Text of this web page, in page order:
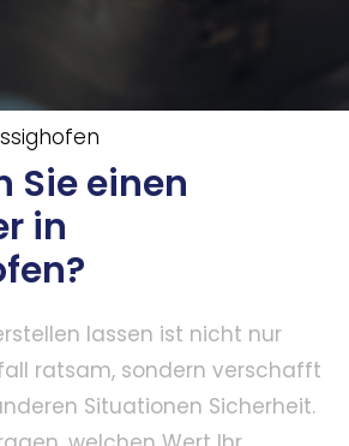
Sie einen
in
lassen ist nicht nur
ratsam, sondern verschafft
Situationen Sicherheit.